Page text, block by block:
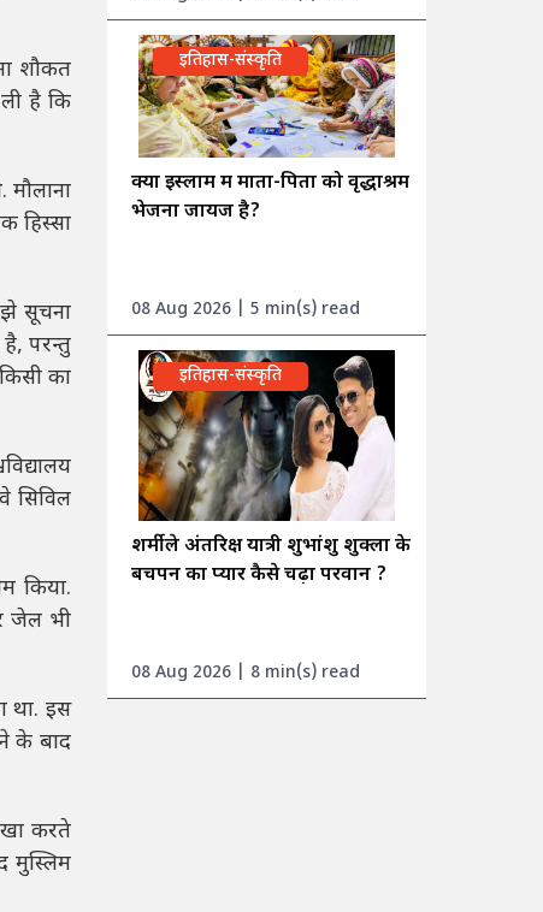
शौकत
है कि
हिस्सा
सूचना
परन्तु
का
सिविल
किया.
जेल भी
था. इस
के बाद
करते
मुस्लिम
इतिहास-संस्कृति
क्या इस्लाम में माता-पिता को वृद्धाश्रम
भेजना जायज है?
08 Aug 2026 | 5 min(s) read
इतिहास-संस्कृति
शर्मीले अंतरिक्ष यात्री शुभांशु शुक्ला के
बचपन का प्यार कैसे चढ़ा परवान ?
08 Aug 2026 | 8 min(s) read